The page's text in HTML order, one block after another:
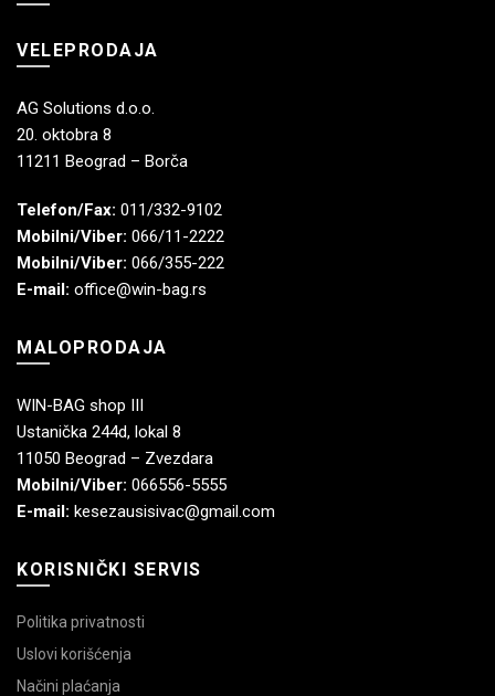
VELEPRODAJA
AG Solutions d.o.o.
20. oktobra 8
11211 Beograd – Borča
Telefon/Fax: 011/332-9102
Mobilni/Viber: 066/11-2222
Mobilni/Viber: 066/355-222
E-mail: office@win-bag.rs
MALOPRODAJA
WIN-BAG shop III
Ustanička 244d, lokal 8
11050 Beograd – Zvezdara
Mobilni/Viber: 066556-5555
E-mail: kesezausisivac@gmail.com
KORISNIČKI SERVIS
Politika privatnosti
Uslovi korišćenja
Načini plaćanja